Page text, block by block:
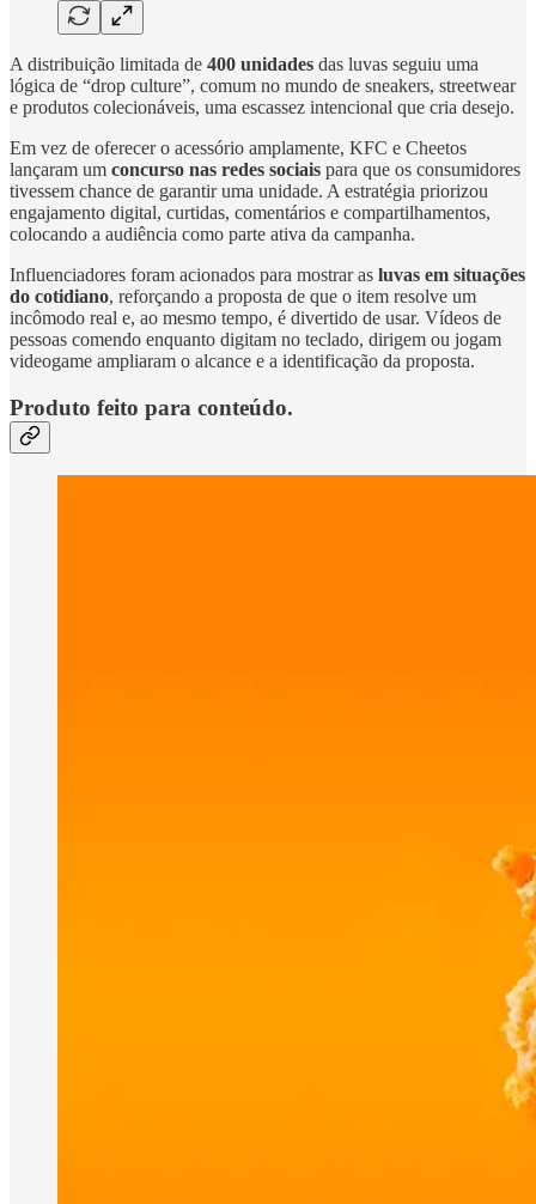
A distribuição limitada de 400 unidades das luvas seguiu uma
lógica de “drop culture”, comum no mundo de sneakers, streetwear
e produtos colecionáveis, uma escassez intencional que cria desejo.
Em vez de oferecer o acessório amplamente, KFC e Cheetos
lançaram um concurso nas redes sociais para que os consumidores
tivessem chance de garantir uma unidade. A estratégia priorizou
engajamento digital, curtidas, comentários e compartilhamentos,
colocando a audiência como parte ativa da campanha.
Influenciadores foram acionados para mostrar as luvas em situações
do cotidiano, reforçando a proposta de que o item resolve um
incômodo real e, ao mesmo tempo, é divertido de usar. Vídeos de
pessoas comendo enquanto digitam no teclado, dirigem ou jogam
videogame ampliaram o alcance e a identificação da proposta.
Produto feito para conteúdo.